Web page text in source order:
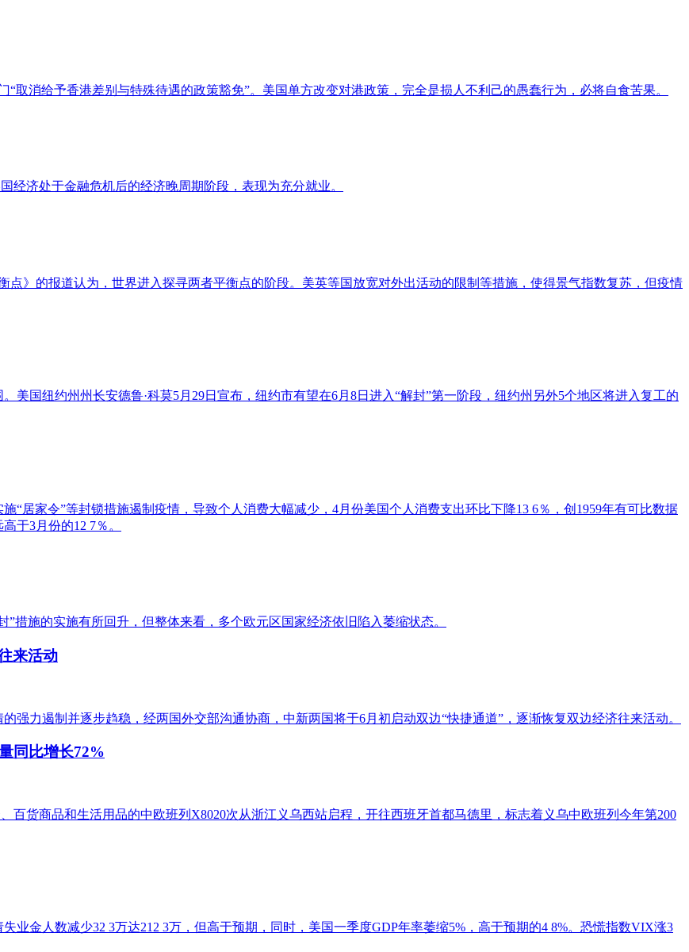
取消给予香港差别与特殊待遇的政策豁免”。美国单方改变对港政策，完全是损人不利己的愚蠢行为，必将自食苦果。
济处于金融危机后的经济晚周期阶段，表现为充分就业。
点》的报道认为，世界进入探寻两者平衡点的阶段。美英等国放宽对外出活动的限制等措施，使得景气指数复苏，但疫情
美国纽约州州长安德鲁·科莫5月29日宣布，纽约市有望在6月8日进入“解封”第一阶段，纽约州另外5个地区将进入复工的
“居家令”等封锁措施遏制疫情，导致个人消费大幅减少，4月份美国个人消费支出环比下降13 6％，创1959年有可比数据
于3月份的12 7％。
措施的实施有所回升，但整体来看，多个欧元区国家经济依旧陷入萎缩状态。
来活动
强力遏制并逐步趋稳，经两国外交部沟通协商，中新两国将于6月初启动双边“快捷通道”，逐渐恢复双边经济往来活动。
同比增长72%
百货商品和生活用品的中欧班列X8020次从浙江义乌西站启程，开往西班牙首都马德里，标志着义乌中欧班列今年第200
业金人数减少32 3万达212 3万，但高于预期，同时，美国一季度GDP年率萎缩5%，高于预期的4 8%。恐慌指数VIX涨3